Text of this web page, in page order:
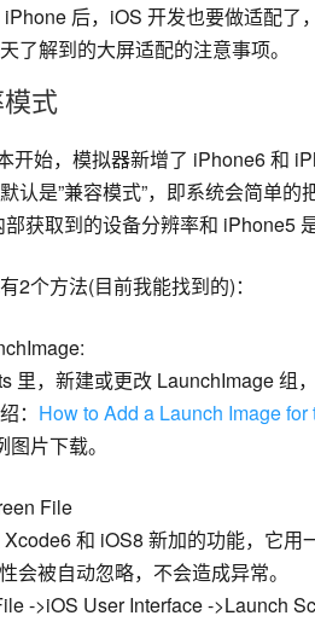
后，iOS 开发也要做适配
了解到的大屏适配的注意事项。
式
开始，模拟器新增了 iPhone6 和
认是”兼容模式”，即系统会简单
获取到的设备分辨率和 iPhone5
2个方法(目前我能找到的)：
里，新建或更改 LaunchImage 组
： How to Add a Launch Image
片下载。
File
和 iOS8 新加的功能，它
会被自动忽略，不会造成异常。
->iOS User Interface ->Launch